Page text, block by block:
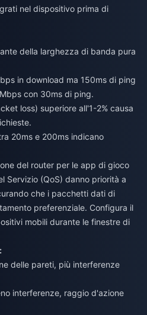
nel dispositivo prima di
della larghezza di banda pura
in download ma 150ms di ping
con 30ms di ping.
loss) superiore all'1-2% causa
20ms e 200ms indicano
del router per le app di gioco
Servizio (QoS) danno priorità a
che i pacchetti dati di
preferenziale. Configura il
mobili durante le finestre di
delle pareti, più interferenze
interferenze, raggio d'azione